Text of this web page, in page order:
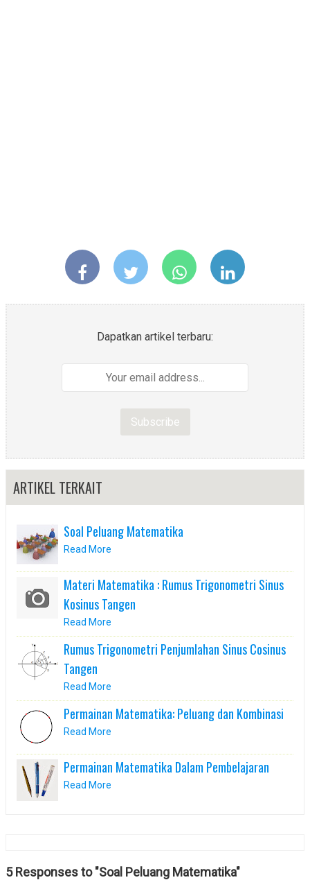
Dapatkan artikel terbaru:
ARTIKEL TERKAIT
Soal Peluang Matematika
Read More
Materi Matematika : Rumus Trigonometri Sinus
Kosinus Tangen
Read More
Rumus Trigonometri Penjumlahan Sinus Cosinus
Tangen
Read More
Permainan Matematika: Peluang dan Kombinasi
Read More
Permainan Matematika Dalam Pembelajaran
Read More
5 Responses to "Soal Peluang Matematika"